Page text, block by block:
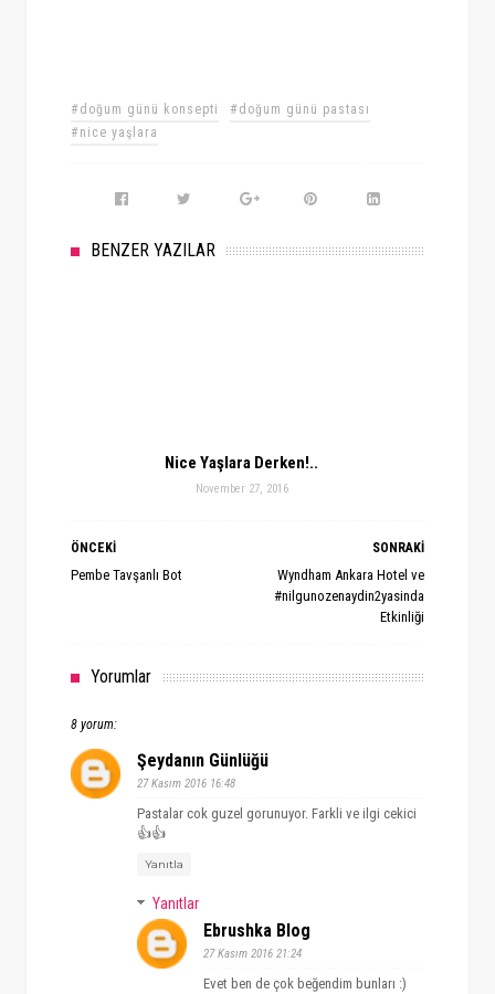
#doğum günü konsepti
#doğum günü pastası
#nice yaşlara
BENZER YAZILAR
Nice Yaşlara Derken!..
November 27, 2016
SONRAKİ
Wyndham Ankara Hotel ve
#nilgunozenaydin2yasinda
Etkinliği
ÖNCEKİ
Pembe Tavşanlı Bot
Yorumlar
8 yorum:
Şeydanın Günlüğü
27 Kasım 2016 16:48
Pastalar cok guzel gorunuyor. Farkli ve ilgi cekici
👍👍
Yanıtla
Yanıtlar
Ebrushka Blog
27 Kasım 2016 21:24
Evet ben de çok beğendim bunları :)